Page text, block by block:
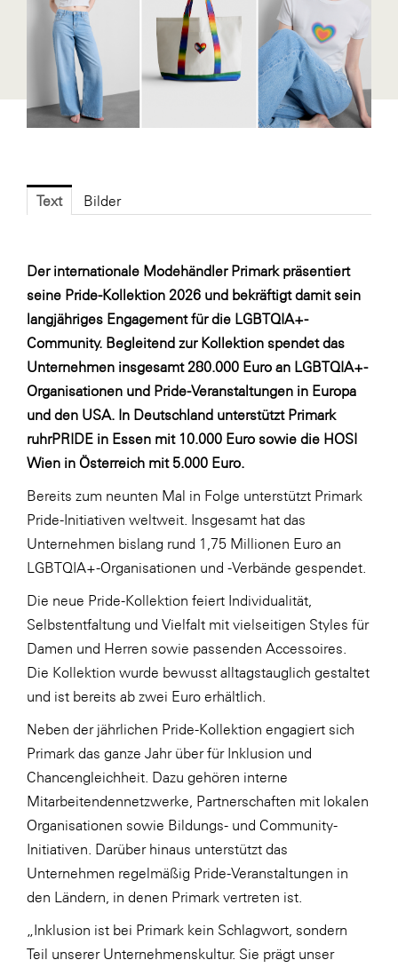
Fressnapf
FRoSTA
FV Energierohstoff & Kraftstoff
Gardena
Bauvereinigungen
Getzner Werkstoffe
ikp
Johnson & Johnson
JELD-WEN DANA
kosaplaner
LAT Nitrogen
Libro
Lidl Österreich
Die Menü-Manufaktur
MTH Retail Group
OMV
OptimaMed
PAGRO
PHH Rechtsanwält:innen
Primark
Salesforce
sebamed
SeneCura
SERVICE&MORE
SKINUANCE®
Somfy
SPIEGLTEC
Text Bilder
Der internationale Modehändler Primark präsentiert
seine Pride-Kollektion 2026 und bekräftigt damit sein
langjähriges Engagement für die LGBTQIA+-
Community. Begleitend zur Kollektion spendet das
Unternehmen insgesamt 280.000 Euro an LGBTQIA+-
Organisationen und Pride-Veranstaltungen in Europa
und den USA. In Deutschland unterstützt Primark
ruhrPRIDE in Essen mit 10.000 Euro sowie die HOSI
Wien in Österreich mit 5.000 Euro.
Bereits zum neunten Mal in Folge unterstützt Primark
Pride-Initiativen weltweit. Insgesamt hat das
Unternehmen bislang rund 1,75 Millionen Euro an
LGBTQIA+-Organisationen und -Verbände gespendet.
Die neue Pride-Kollektion feiert Individualität,
Selbstentfaltung und Vielfalt mit vielseitigen Styles für
Damen und Herren sowie passenden Accessoires.
Die Kollektion wurde bewusst alltagstauglich gestaltet
und ist bereits ab zwei Euro erhältlich.
Neben der jährlichen Pride-Kollektion engagiert sich
Primark das ganze Jahr über für Inklusion und
Chancengleichheit. Dazu gehören interne
Mitarbeitendennetzwerke, Partnerschaften mit lokalen
Organisationen sowie Bildungs- und Community-
Initiativen. Darüber hinaus unterstützt das
Unternehmen regelmäßig Pride-Veranstaltungen in
den Ländern, in denen Primark vertreten ist.
„Inklusion ist bei Primark kein Schlagwort, sondern
Teil unserer Unternehmenskultur. Sie prägt unser